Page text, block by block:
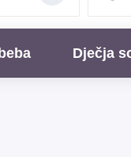
Dječja